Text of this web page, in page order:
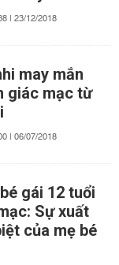
| 23/12/2018
may mắn
giác mạc từ
| 06/07/2018
gái 12 tuổi
Sự xuất
của mẹ bé